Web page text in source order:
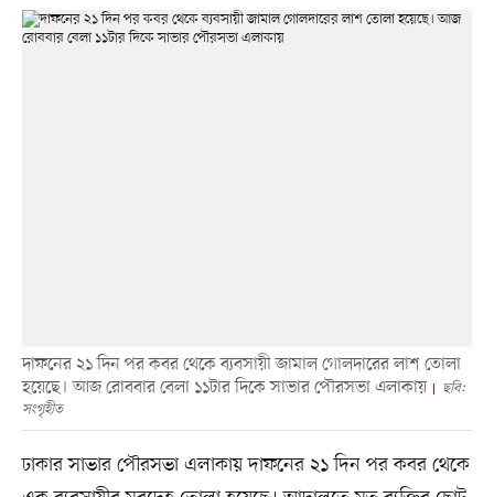
দাফনের ২১ দিন পর কবর থেকে ব্যবসায়ী জামাল গোলদারের লাশ তোলা
হয়েছে। আজ রোববার বেলা ১১টার দিকে সাভার পৌরসভা এলাকায়
ছবি:
সংগৃহীত
ঢাকার সাভার পৌরসভা এলাকায় দাফনের ২১ দিন পর কবর থেকে